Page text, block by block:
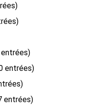
entrées)
entrées)